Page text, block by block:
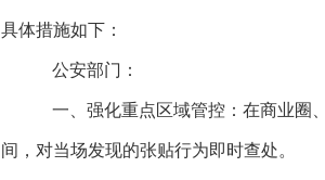
具体措施如下：
公安部门：
一、强化重点区域管控：在商业圈
间，对当场发现的张贴行为即时查处。